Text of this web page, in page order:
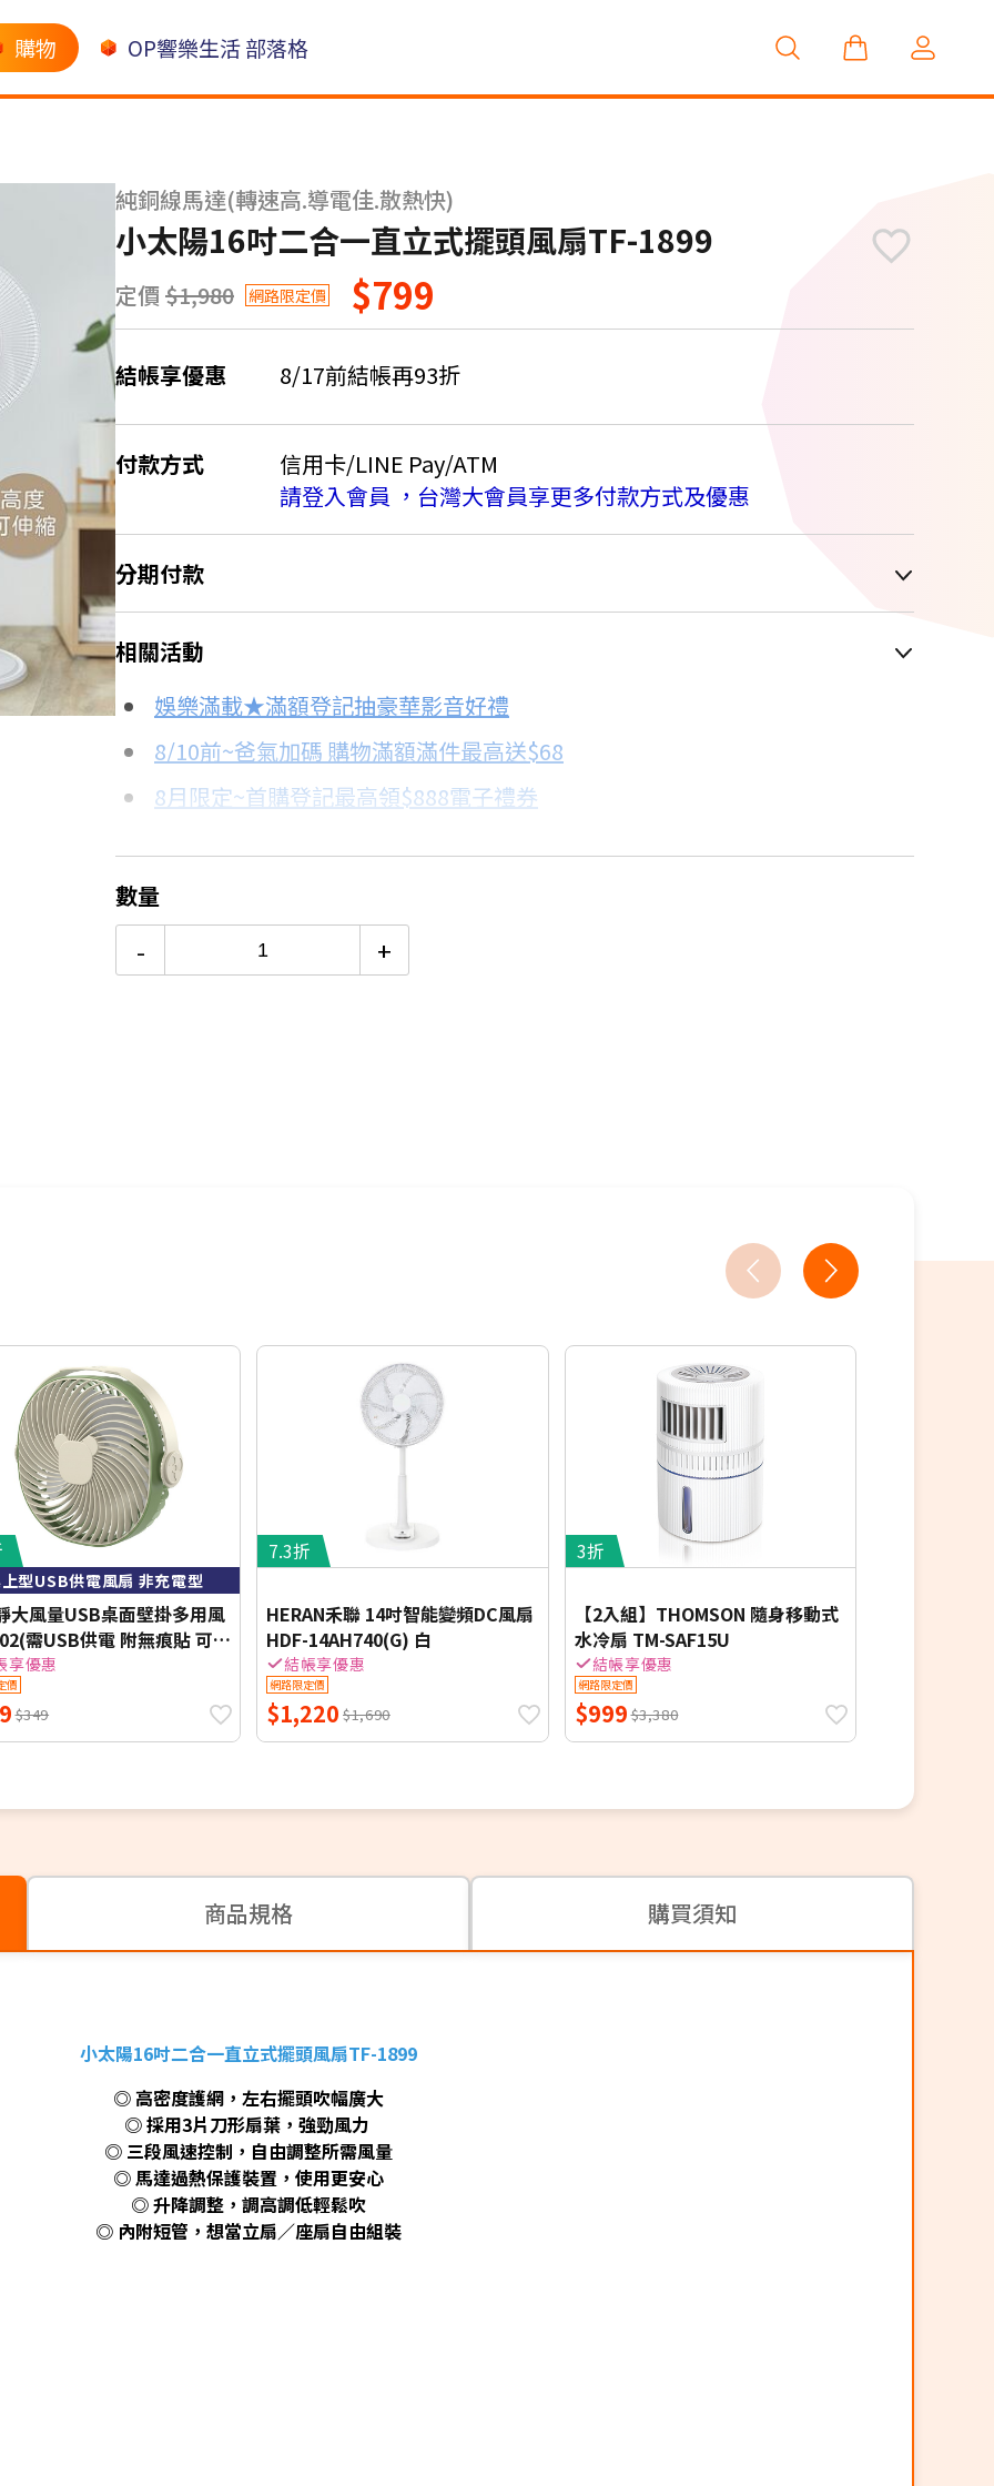
購物 OP響樂生活 部落格
純銅線馬達(轉速高.導電佳.散熱快)
小太陽16吋二合一直立式擺頭風扇TF-1899
定價 $1,980 網路限定價 $799
結帳享優惠 8/17前結帳再93折
付款方式
信用卡/LINE Pay/ATM
請登入會員 ，台灣大會員享更多付款方式及優惠
分期付款
＊實際可分期數、適用利率，請以購物車顯示為主
信用卡分期
分期數
6期
每期金額
$142
$36
配合銀行/業者
18家銀行/業者
相關活動
娛樂滿載★滿額登記抽豪華影音好禮
8/10前~爸氣加碼 購物滿額滿件最高送$68
8月限定~首購登記最高領$888電子禮券
更多信用卡分期0利率滿額享回饋
電視降到底破盤
DC與AC風扇有什麼不同？→點我看達人教你買
數量
- +
型USB供電風扇 非充電型
大風量USB桌面壁掛多用風
需USB供電 附無痕貼 可壁
)
享優惠
價
$349
7.3折
HERAN禾聯 14吋智能變頻DC風扇
HDF-14AH740(G) 白
結帳享優惠
網路限定價
$1,220 $1,690
3折
【2入組】THOMSON 隨身移動式
水冷扇 TM-SAF15U
結帳享優惠
網路限定價
$999$3,380
商品規格 購買須知
小太陽16吋二合一直立式擺頭風扇TF-1899
◎ 高密度護網，左右擺頭吹幅廣大
◎ 採用3片刀形扇葉，強勁風力
◎ 三段風速控制，自由調整所需風量
◎ 馬達過熱保護裝置，使用更安心
◎ 升降調整，調高調低輕鬆吹
◎ 內附短管，想當立扇／座扇自由組裝